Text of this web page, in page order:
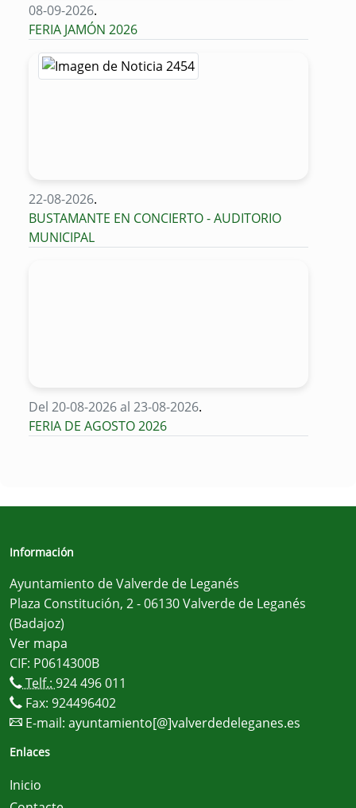
08-09-2026.
FERIA JAMÓN 2026
22-08-2026.
BUSTAMANTE EN CONCIERTO - AUDITORIO
MUNICIPAL
Del 20-08-2026 al 23-08-2026.
FERIA DE AGOSTO 2026
Información
Ayuntamiento de Valverde de Leganés
Plaza Constitución, 2 - 06130 Valverde de Leganés
(Badajoz)
Ver mapa
CIF: P0614300B
Telf.: 924 496 011
Fax: 924496402
E-mail: ayuntamiento[@]valverdedeleganes.es
Enlaces
Inicio